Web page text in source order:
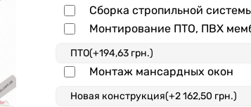
Сборка стропильной
Монтирование ПТО, ПВХ
Монтаж мансардных окон